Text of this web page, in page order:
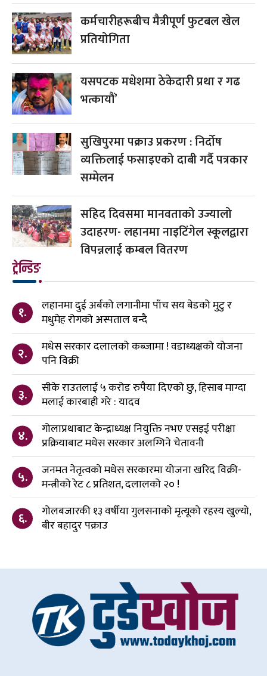
कर्मचारीहरूबीच मैत्रीपूर्ण फुटबल खेल
प्रतियोगिता
यसपटक मधेशमा ठेकेदारी प्रथा र गढ
भत्कायौं’
सुखिपुरमा पक्राउ प्रकरण : निर्दोष
व्यक्तिलाई फसाइएको दाबी गर्दै पत्रकार
सम्मेलन
सहिद दिवसमा मानवताको उज्यालो
उदाहरण- लहानमा नाइटिंगेल स्कूलद्वारा
विपन्नलाई कम्बल वितरण
ट्रेन्डिङ
१.
लहानमा दुई अर्बको लगानीमा पाँच सय बेडको मुटु र
मधुमेह रोगको अस्पताल बन्दै
२.
मधेस सरकार दलालको कब्जामा ! वडाध्यक्षको योजना
पनि विक्री
३.
सीके राउतलाई ५ करोड रुपैया दिएको छु, हिसाब माग्दा
मलाई कारबाही गरे : यादव
४.
गोलाप्रथाबाट केन्द्राध्यक्ष नियुक्ति नभए एसइई परीक्षा
प्रक्रियाबाट मधेस सरकार अलग्गिने चेतावनी
५.
जनमत नेतृत्वको मधेस सरकारमा योजना खरिद विक्री-
मन्त्रीको रेट ८ प्रतिशत, दलालको २० !
६.
गोलबजारकी १३ वर्षीया गुलसनाको मृत्यूको रहस्य खुल्यो,
बीर बहादुर पक्राउ